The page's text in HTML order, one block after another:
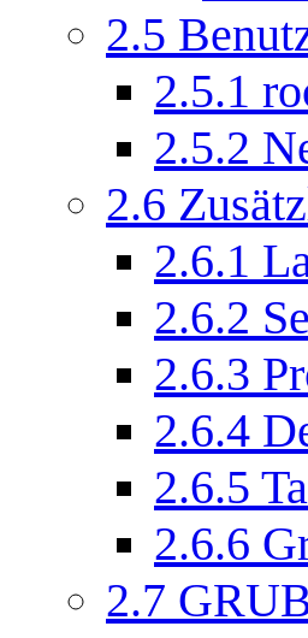
2.5
2.5.1
2.5.2
2.6
2.6.1
2.6.2
2.6.3
2.6.4
2.6.5
2.6.6
2.7